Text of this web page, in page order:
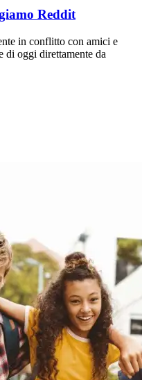
Reddit
in conflitto con amici e
di oggi direttamente da